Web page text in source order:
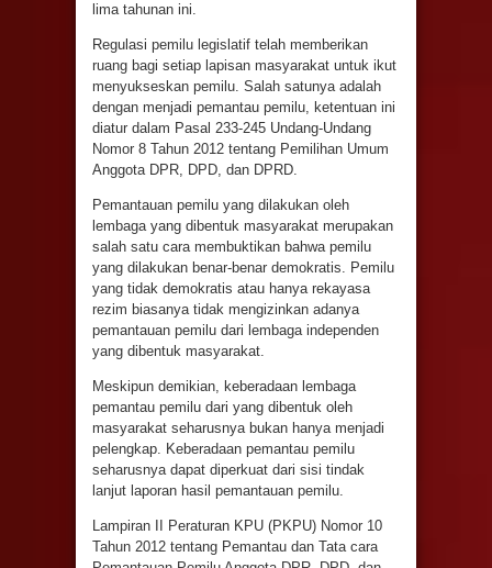
lima tahunan ini.
Regulasi pemilu legislatif telah memberikan
ruang bagi setiap lapisan masyarakat untuk ikut
menyukseskan pemilu. Salah satunya adalah
dengan menjadi pemantau pemilu, ketentuan ini
diatur dalam Pasal 233-245 Undang-Undang
Nomor 8 Tahun 2012 tentang Pemilihan Umum
Anggota DPR, DPD, dan DPRD.
Pemantauan pemilu yang dilakukan oleh
lembaga yang dibentuk masyarakat merupakan
salah satu cara membuktikan bahwa pemilu
yang dilakukan benar-benar demokratis. Pemilu
yang tidak demokratis atau hanya rekayasa
rezim biasanya tidak mengizinkan adanya
pemantauan pemilu dari lembaga independen
yang dibentuk masyarakat.
Meskipun demikian, keberadaan lembaga
pemantau pemilu dari yang dibentuk oleh
masyarakat seharusnya bukan hanya menjadi
pelengkap. Keberadaan pemantau pemilu
seharusnya dapat diperkuat dari sisi tindak
lanjut laporan hasil pemantauan pemilu.
Lampiran II Peraturan KPU (PKPU) Nomor 10
Tahun 2012 tentang Pemantau dan Tata cara